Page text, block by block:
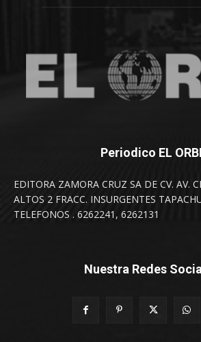
Periodico EL
EDITORA ZAMORA CRUZ SA DE CV. AV.
ALTOS 2 FRACC. INSURGENTES
TELEFONOS . 6262241, 6262131
Nuestra Redes